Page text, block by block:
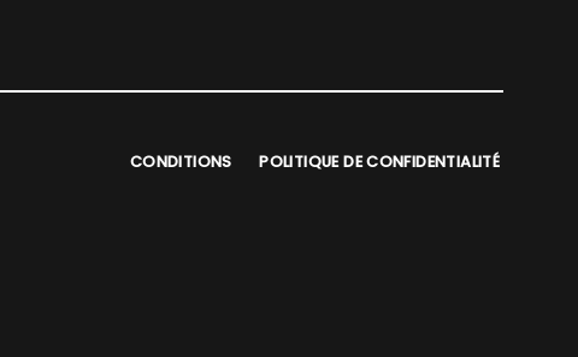
CONDITIONS POLITIQUE DE CONFIDENTIALITÉ